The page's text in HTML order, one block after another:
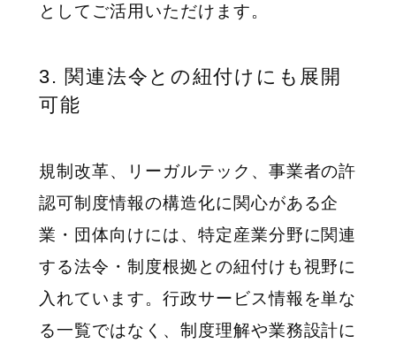
としてご活用いただけます。
3. 関連法令との紐付けにも展開
可能
規制改革、リーガルテック、事業者の許
認可制度情報の構造化に関心がある企
業・団体向けには、特定産業分野に関連
する法令・制度根拠との紐付けも視野に
入れています。行政サービス情報を単な
る一覧ではなく、制度理解や業務設計に